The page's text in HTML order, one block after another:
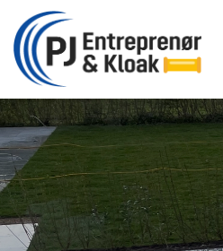
til
hovedindhold